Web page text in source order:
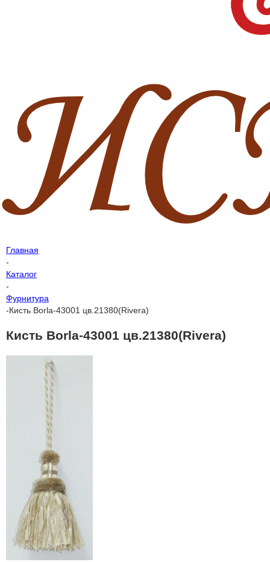
Главная
-
Каталог
-
Фурнитура
-Кисть Borla-43001 цв.21380(Rivera)
Кисть Borla-43001 цв.21380(Rivera)